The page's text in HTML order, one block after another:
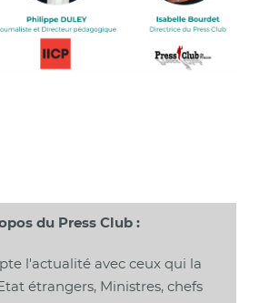
du Press Club :
l'actualité avec ceux qui la
étrangers, Ministres, chefs